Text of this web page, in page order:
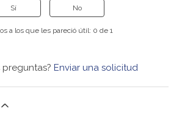
Sí No
a los que les pareció útil: 0 de 1
preguntas? Enviar una solicitud